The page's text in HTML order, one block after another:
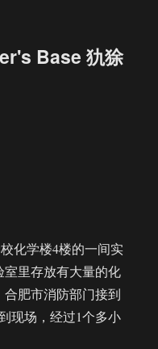
Base 犰狳
化学楼4楼的一间实
里存放有大量的化
肥市消防部门接到
现场，经过1个多小